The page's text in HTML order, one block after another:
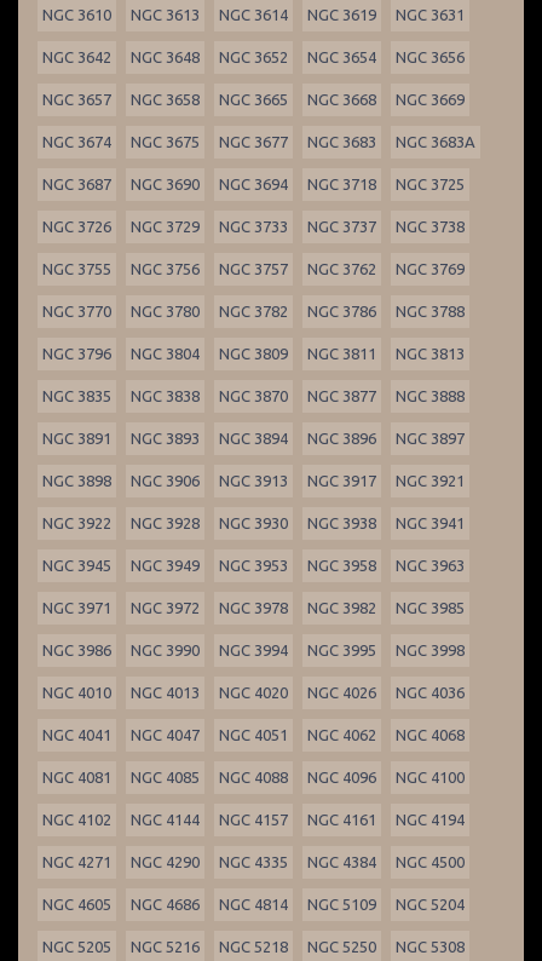
NGC 3610 NGC 3613 NGC 3614 NGC 3619 NGC 3631
NGC 3642 NGC 3648 NGC 3652 NGC 3654 NGC 3656
NGC 3657 NGC 3658 NGC 3665 NGC 3668 NGC 3669
NGC 3674 NGC 3675 NGC 3677 NGC 3683 NGC 3683A
NGC 3687 NGC 3690 NGC 3694 NGC 3718 NGC 3725
NGC 3726 NGC 3729 NGC 3733 NGC 3737 NGC 3738
NGC 3755 NGC 3756 NGC 3757 NGC 3762 NGC 3769
NGC 3770 NGC 3780 NGC 3782 NGC 3786 NGC 3788
NGC 3796 NGC 3804 NGC 3809 NGC 3811 NGC 3813
NGC 3835 NGC 3838 NGC 3870 NGC 3877 NGC 3888
NGC 3891 NGC 3893 NGC 3894 NGC 3896 NGC 3897
NGC 3898 NGC 3906 NGC 3913 NGC 3917 NGC 3921
NGC 3922 NGC 3928 NGC 3930 NGC 3938 NGC 3941
NGC 3945 NGC 3949 NGC 3953 NGC 3958 NGC 3963
NGC 3971 NGC 3972 NGC 3978 NGC 3982 NGC 3985
NGC 3986 NGC 3990 NGC 3994 NGC 3995 NGC 3998
NGC 4010 NGC 4013 NGC 4020 NGC 4026 NGC 4036
NGC 4041 NGC 4047 NGC 4051 NGC 4062 NGC 4068
NGC 4081 NGC 4085 NGC 4088 NGC 4096 NGC 4100
NGC 4102 NGC 4144 NGC 4157 NGC 4161 NGC 4194
NGC 4271 NGC 4290 NGC 4335 NGC 4384 NGC 4500
NGC 4605 NGC 4686 NGC 4814 NGC 5109 NGC 5204
NGC 5205 NGC 5216 NGC 5218 NGC 5250 NGC 5308